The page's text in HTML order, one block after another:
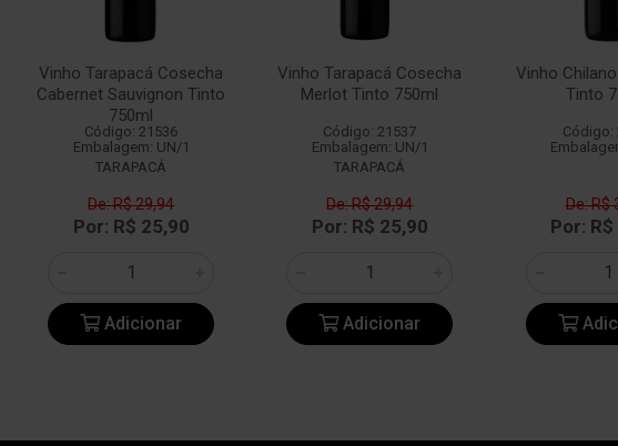
Vinho Tarapacá Cosecha
Cabernet Sauvignon Tinto
750ml
Código: 21536
Embalagem: UN/1
TARAPACÁ
De: R$ 29,94
Por: R$ 25,90
Adicionar
Vinho Tarapacá Cosecha
Merlot Tinto 750ml
Código: 21537
Embalagem: UN/1
TARAPACÁ
De: R$ 29,94
Por: R$ 25,90
Adicionar
Vinho
Tinto
Código:
De: R$
Por: